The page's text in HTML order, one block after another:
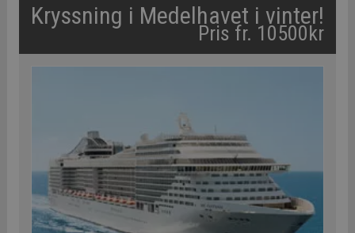
Kryssning i Medelhavet i vinter!
Pris fr. 10500kr